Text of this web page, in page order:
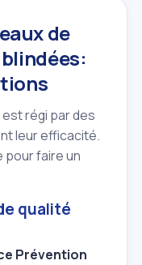
de
régi par des
leur efficacité.
pour faire un
qualité
Prévention